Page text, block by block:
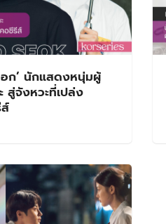
ก’ นักแสดงหนุ่มผู้
สู่จังหวะที่เปล่ง